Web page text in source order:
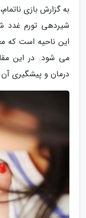
به گزارش بازی
شیردهی تورم غدد
این ناحیه است که
می شود. در این
درمان و پیشگیری